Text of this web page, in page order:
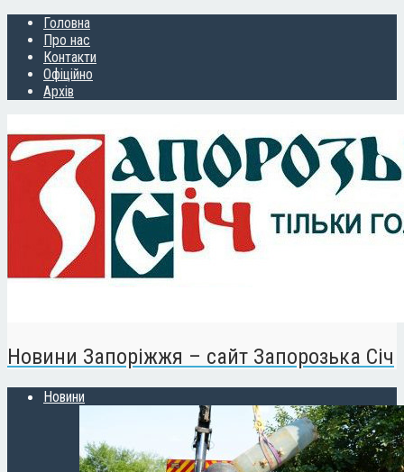
Головна
Про нас
Контакти
Офіційно
Архів
Новини Запоріжжя – сайт Запорозька Січ
Новини